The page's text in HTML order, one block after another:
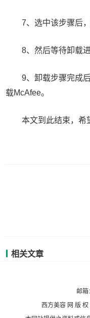
7、选中该步骤后
8、然后等待卸载
9、卸载步骤完成
载McAfee。
本文到此结束，希
相关文章
邮
西方美容 网 版